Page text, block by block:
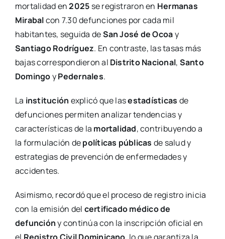
mortalidad en2025 se registraron en Hermanas
Mirabalcon 7.30 defunciones por cada mil
habitantes, seguida deSan José de Ocoay
Santiago Rodríguez. En contraste, las tasas más
bajas correspondieron al Distrito Nacional, Santo
DomingoyPedernales.
La institución explicó que lasestadísticas de
defunciones permiten analizar tendencias y
características de la mortalidad, contribuyendo a
la formulación depolíticas públicas de salud y
estrategias de prevención de enfermedades y
accidentes.
Asimismo, recordó que el proceso de registro inicia
con la emisión del certificado médico de
defuncióny continúa con la inscripción oficial en